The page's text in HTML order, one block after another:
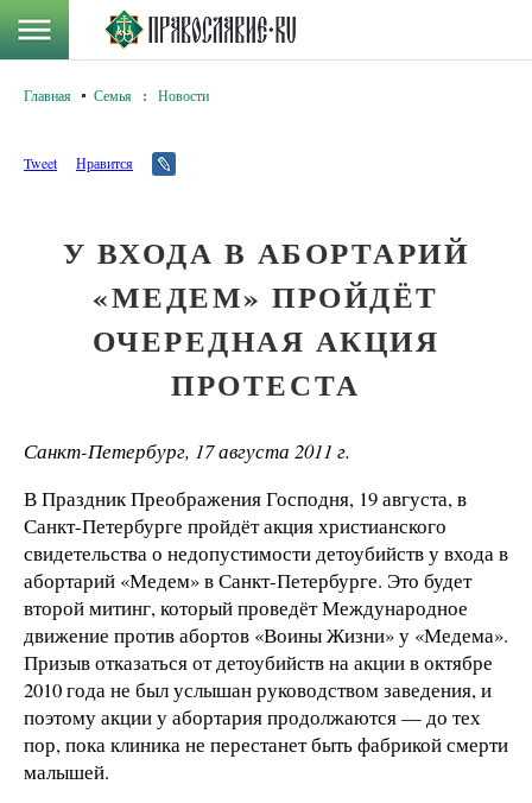
Главная Семья : Новости
Tweet Нравится
У ВХОДА В АБОРТАРИЙ
«МЕДЕМ» ПРОЙДЁТ
ОЧЕРЕДНАЯ АКЦИЯ
ПРОТЕСТА
Санкт-Петербург, 17 августа 2011 г.
В Праздник Преображения Господня, 19 августа, в
Санкт-Петербурге пройдёт акция христианского
свидетельства о недопустимости детоубийств у входа в
абортарий «Медем» в Санкт-Петербурге. Это будет
второй митинг, который проведёт Международное
движение против абортов «Воины Жизни» у «Медема».
Призыв отказаться от детоубийств на акции в октябре
2010 года не был услышан руководством заведения, и
поэтому акции у абортария продолжаются — до тех
пор, пока клиника не перестанет быть фабрикой смерти
малышей.